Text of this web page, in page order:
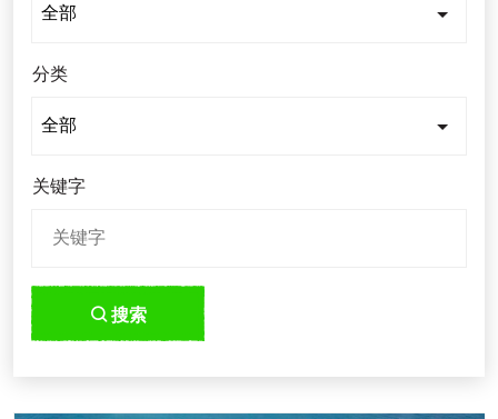
分类
关键字
搜索